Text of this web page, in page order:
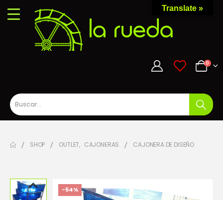
0 0
SHOP OUTLET, CAJONERAS CAJONERA DE DISEÑO
-54%
Translate »